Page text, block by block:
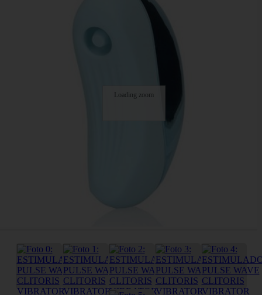
Loading zoom